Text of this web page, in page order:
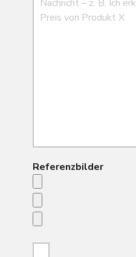
Referenzbilder